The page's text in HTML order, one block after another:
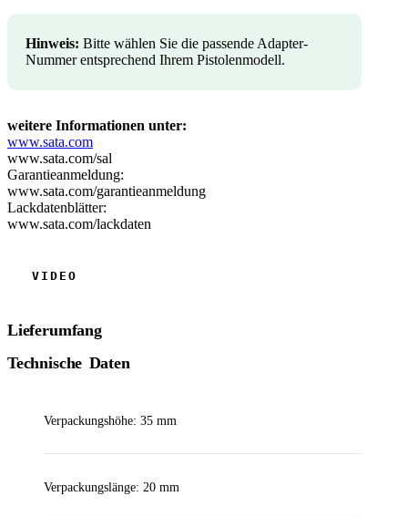
Hinweis: Bitte wählen Sie die passende Adapter-
Nummer entsprechend Ihrem Pistolenmodell.
weitere Informationen unter:
www.sata.com
www.sata.com/sal
Garantieanmeldung:
www.sata.com/garantieanmeldung
Lackdatenblätter:
www.sata.com/lackdaten
Lieferumfang
Technische Daten
Verpackungshöhe: 35 mm
Verpackungslänge: 20 mm